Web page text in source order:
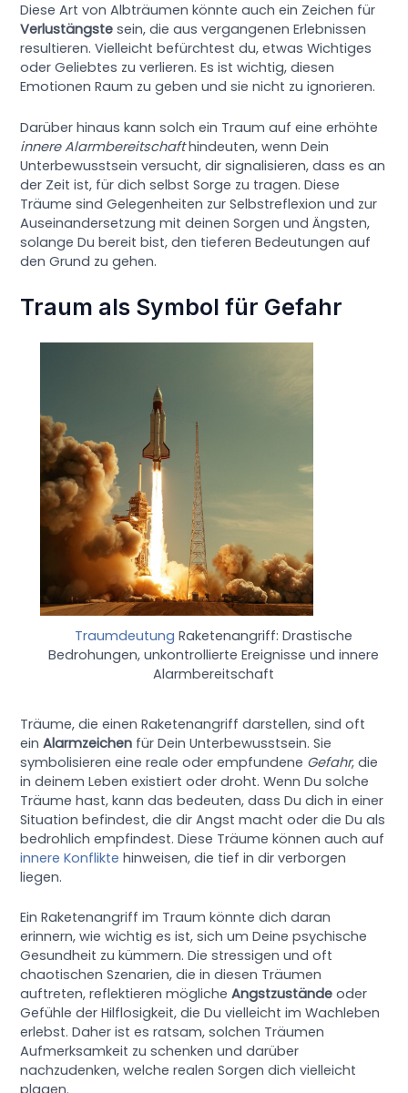
Diese Art von Albträumen könnte auch ein Zeichen für
Verlustängste sein, die aus vergangenen Erlebnissen
resultieren. Vielleicht befürchtest du, etwas Wichtiges
oder Geliebtes zu verlieren. Es ist wichtig, diesen
Emotionen Raum zu geben und sie nicht zu ignorieren.
Darüber hinaus kann solch ein Traum auf eine erhöhte
innere Alarmbereitschafthindeuten, wenn Dein
Unterbewusstsein versucht, dir signalisieren, dass es an
der Zeit ist, für dich selbst Sorge zu tragen. Diese
Träume sind Gelegenheiten zur Selbstreflexion und zur
Auseinandersetzung mit deinen Sorgen und Ängsten,
solange Du bereit bist, den tieferen Bedeutungen auf
den Grund zu gehen.
Traum als Symbol für Gefahr
Traumdeutung Raketenangriff: Drastische
Bedrohungen, unkontrollierte Ereignisse und innere
Alarmbereitschaft
Träume, die einen Raketenangriff darstellen, sind oft
einAlarmzeichen für Dein Unterbewusstsein. Sie
symbolisieren eine reale oder empfundene Gefahr, die
in deinem Leben existiert oder droht. Wenn Du solche
Träume hast, kann das bedeuten, dass Du dich in einer
Situation befindest, die dir Angst macht oder die Du als
bedrohlich empfindest. Diese Träume können auch auf
innere Konflikte hinweisen, die tief in dir verborgen
liegen.
Ein Raketenangriff im Traum könnte dich daran
erinnern, wie wichtig es ist, sich um Deine psychische
Gesundheit zu kümmern. Die stressigen und oft
chaotischen Szenarien, die in diesen Träumen
auftreten, reflektieren möglicheAngstzustände oder
Gefühle der Hilflosigkeit, die Du vielleicht im Wachleben
erlebst. Daher ist es ratsam, solchen Träumen
Aufmerksamkeit zu schenken und darüber
nachzudenken, welche realen Sorgen dich vielleicht